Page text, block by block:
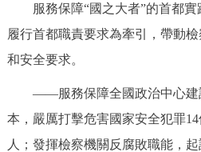
服務保障“國之大者”的首都實
履行首都職責要求為牽引，帶動
和安全要求。
——服務保障全國政治中心建
本，嚴厲打擊危害國家安全犯罪
人；發揮檢察機關反腐敗職能，